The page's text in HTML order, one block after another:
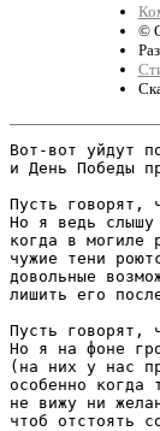
©
Вот-вот уйдут
и День Победы
Пусть говорят,
Но я ведь слышу
когда в могиле
чужие тени
довольные
лишить его
Пусть говорят,
Но я на фоне
(на них у нас
особенно когда
не вижу ни
чтоб отстоять